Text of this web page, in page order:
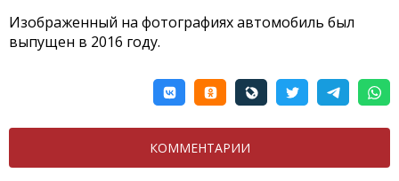
Изображенный на фотографиях автомобиль был
выпущен в 2016 году.
КОММЕНТАРИИ